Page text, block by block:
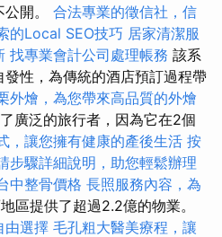
開。 合法專業的徵信社，信
的Local SEO技巧 居家清潔服
找專業會計公司處理帳務 該系
性，為傳統的酒店預訂過程帶
外燴，為您帶來高品質的外燴
廣泛的旅行者，因為它在2個
，讓您擁有健康的產後生活 按
步驟詳細說明，助您輕鬆辦理
中整骨價格 長照服務內容，為
區提供了超過2.2億的物業。
由選擇 毛孔粗大醫美療程，讓